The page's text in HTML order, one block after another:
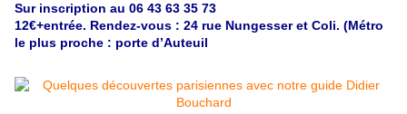
Sur inscription au 06 43 63 35 73
12€+entrée. Rendez-vous : 24 rue Nungesser et Coli. (Métro
le plus proche : porte d’Auteuil